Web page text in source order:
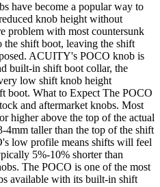
have become a popular way to
knob height without
problem with most countersunk
shift boot, leaving the shift
ACUITY's POCO knob is
built-in shift boot collar, the
low shift knob height
boot. What to Expect The POCO
and aftermarket knobs. Most
higher above the top of the actual
taller than the top of the shift
low profile means shifts will feel
5%-10% shorter than
The POCO is one of the most
available with its built-in shift